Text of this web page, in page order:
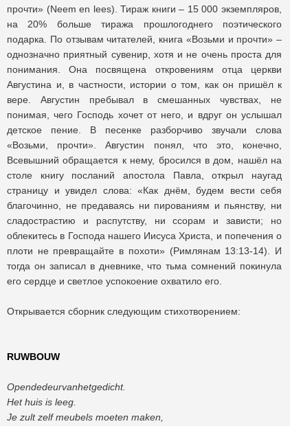
прочти» (Neem en lees). Тираж книги – 15 000 экземпляров,
на 20% больше тиража прошлогоднего поэтического
подарка. По отзывам читателей, книга «Возьми и прочти» –
однозначно приятный сувенир, хотя и не очень проста для
понимания. Она посвящена откровениям отца церкви
Августина и, в частности, истории о том, как он пришёл к
вере. Августин пребывал в смешанных чувствах, не
понимая, чего Господь хочет от него, и вдруг он услышал
детское пение. В песенке разборчиво звучали слова
«Возьми, прочти». Августин понял, что это, конечно,
Всевышний обращается к нему, бросился в дом, нашёл на
столе книгу посланий апостола Павла, открыл наугад
страницу и увидел слова: «Как днём, будем вести себя
благочинно, не предаваясь ни пированиям и пьянству, ни
сладострастию и распутству, ни ссорам и зависти; но
облекитесь в Господа нашего Иисуса Христа, и попечения о
плоти не превращайте в похоти» (Римлянам 13:13-14). И
тогда он записал в дневнике, что тьма сомнений покинула
его сердце и светлое успокоение охватило его.
Открывается сборник следующим стихотворением:
RUWBOUW
Opendedeurvanhetgedicht.
Het huis is leeg.
Je zult zelf meubels moeten maken,